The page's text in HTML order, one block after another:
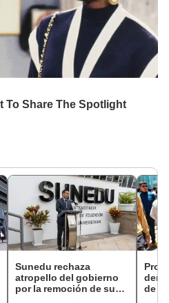
Sunedu rechaza
atropello del gobierno
por la remoción de su
de